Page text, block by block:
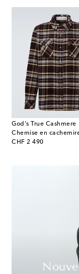
God's True Cashmere
CHF 2 490
original price